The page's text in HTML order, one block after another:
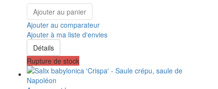
Ajouter au panier
Ajouter au comparateur
Ajouter à ma liste d'envies
Détails
Rupture de stock